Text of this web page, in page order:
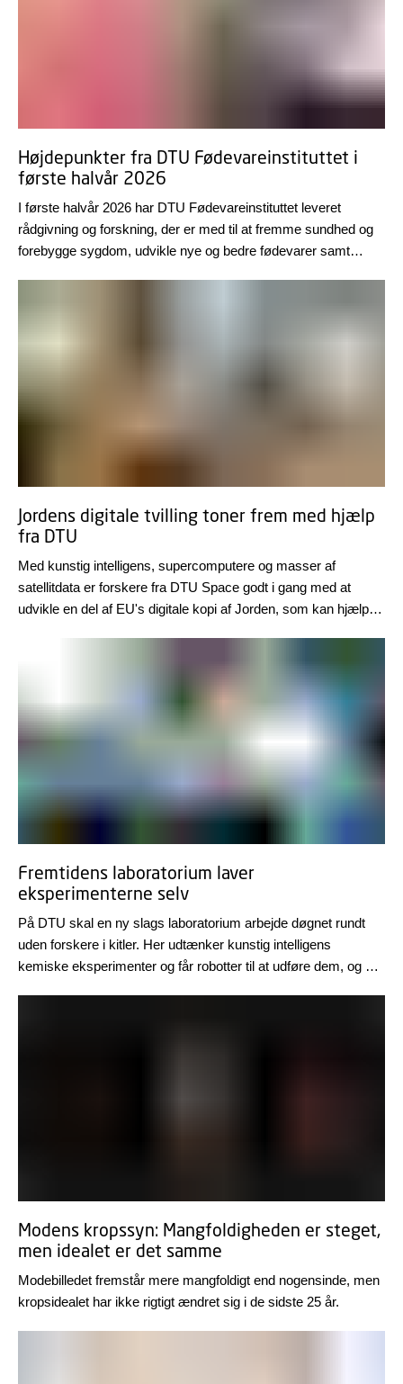
Højdepunkter fra DTU Fødevareinstituttet i
første halvår 2026
I første halvår 2026 har DTU Fødevareinstituttet leveret
rådgivning og forskning, der er med til at fremme sundhed og
forebygge sygdom, udvikle nye og bedre fødevarer samt
Jordens digitale tvilling toner frem med hjælp
fra DTU
Med kunstig intelligens, supercomputere og masser af
satellitdata er forskere fra DTU Space godt i gang med at
udvikle en del af EU's digitale kopi af Jorden, som kan hjælpe
Fremtidens laboratorium laver
eksperimenterne selv
På DTU skal en ny slags laboratorium arbejde døgnet rundt
uden forskere i kitler. Her udtænker kunstig intelligens
kemiske eksperimenter og får robotter til at udføre dem, og det
Modens kropssyn: Mangfoldigheden er steget,
men idealet er det samme
Modebilledet fremstår mere mangfoldigt end nogensinde, men
kropsidealet har ikke rigtigt ændret sig i de sidste 25 år.